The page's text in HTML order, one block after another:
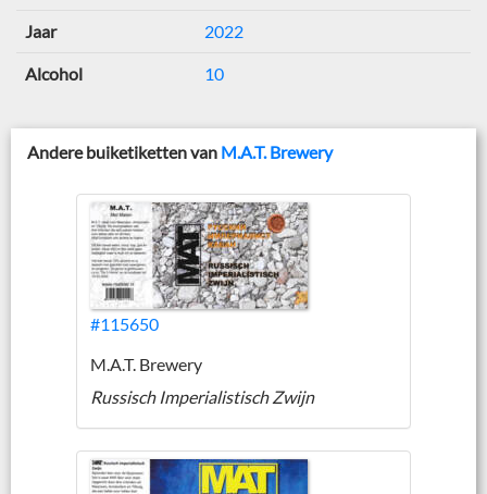
Jaar 2022
Alcohol 10
Andere buiketiketten van M.A.T. Brewery
#115650
M.A.T. Brewery
Russisch Imperialistisch Zwijn